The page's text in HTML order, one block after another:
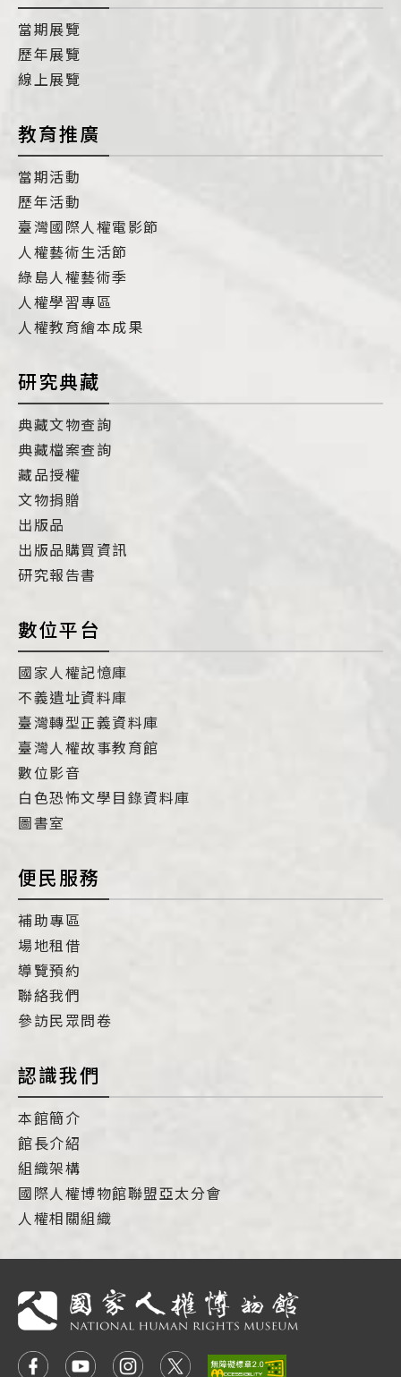
當期展覽
歷年展覽
線上展覽
教育推廣
當期活動
歷年活動
臺灣國際人權電影節
人權藝術生活節
綠島人權藝術季
人權學習專區
人權教育繪本成果
研究典藏
典藏文物查詢
典藏檔案查詢
藏品授權
文物捐贈
出版品
出版品購買資訊
研究報告書
數位平台
國家人權記憶庫
不義遺址資料庫
臺灣轉型正義資料庫
臺灣人權故事教育館
數位影音
白色恐怖文學目錄資料庫
圖書室
便民服務
補助專區
場地租借
導覽預約
聯絡我們
參訪民眾問卷
認識我們
本館簡介
館長介紹
組織架構
國際人權博物館聯盟亞太分會
人權相關組織